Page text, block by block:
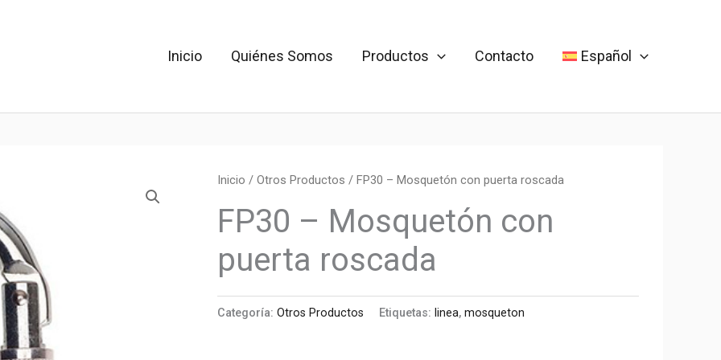
Inicio Quiénes Somos Productos Contacto Español
Inicio / Otros Productos / FP30 – Mosquetón con puerta roscada
FP30 – Mosquetón con
puerta roscada
Categoría: Otros Productos Etiquetas: linea, mosqueton